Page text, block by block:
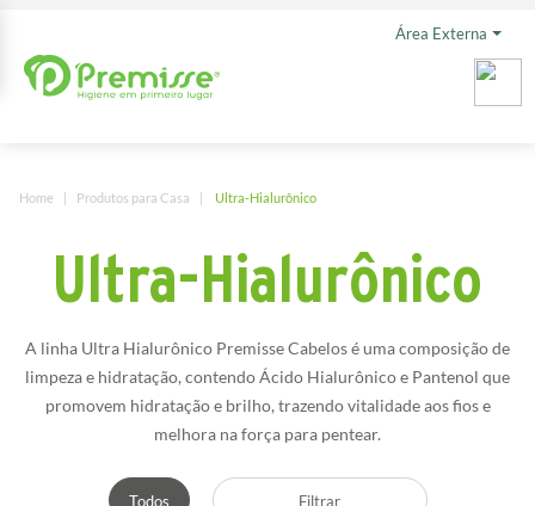
Área Externa
Home Produtos para Casa Ultra-Hialurônico
Ultra-Hialurônico
A linha Ultra Hialurônico Premisse Cabelos é uma composição de
limpeza e hidratação, contendo Ácido Hialurônico e Pantenol que
promovem hidratação e brilho, trazendo vitalidade aos fios e
melhora na força para pentear.
Todos Filtrar